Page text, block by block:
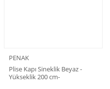
PENAK
Plise Kapı Sineklik Beyaz -
Yükseklik 200 cm-